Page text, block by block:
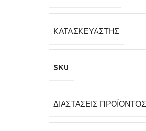
ΚΑΤΑΣΚΕΥΑΣΤΉΣ
SKU
ΔΙΑΣΤΆΣΕΙΣ ΠΡΟΪΌΝΤΟΣ